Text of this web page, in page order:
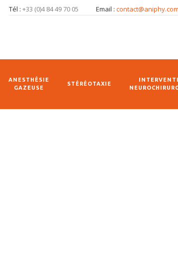
Tél : +33 (0)4 84 49 70 05 Email : contact@aniphy.com
ANESTHÉSIE
GAZEUSE
STÉRÉOTAXIE